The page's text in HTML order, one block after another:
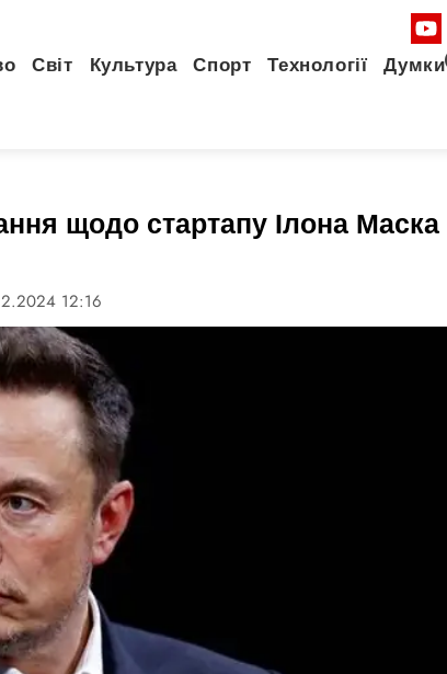
Світ Культура Спорт Технології Думки
щодо стартапу Ілона Маска
12:16